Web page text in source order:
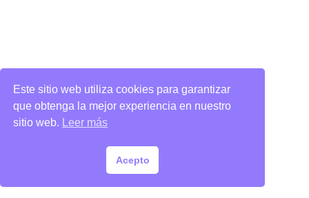
Este sitio web utiliza cookies para garantizar
que obtenga la mejor experiencia en nuestro
sitio web.
Leer más
Acepto